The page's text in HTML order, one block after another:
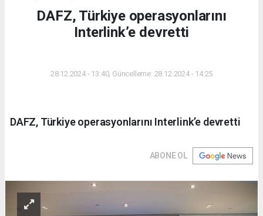
DAFZ, Türkiye operasyonlarını
Interlink’e devretti
28.12.2024 - 13:40, Güncelleme: 28.12.2024 - 14:25
DAFZ, Türkiye operasyonlarını Interlink’e devretti
ABONE OL